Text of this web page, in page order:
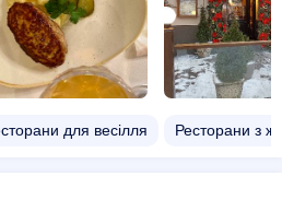
для весілля Ресторани з